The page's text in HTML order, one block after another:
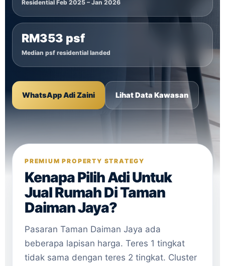
Residential Feb 2025 – Jan 2026
RM353 psf
Median psf residential landed
WhatsApp Adi Zaini Lihat Data Kawasan
PREMIUM PROPERTY STRATEGY
Kenapa Pilih Adi Untuk
Jual Rumah Di Taman
Daiman Jaya?
Pasaran Taman Daiman Jaya ada
beberapa lapisan harga. Teres 1 tingkat
tidak sama dengan teres 2 tingkat. Cluster